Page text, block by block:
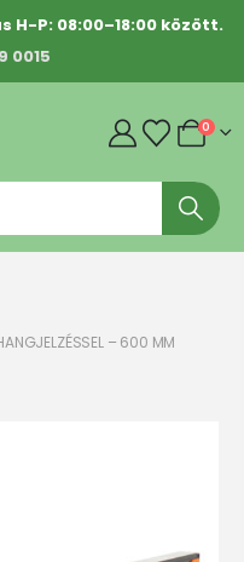
P: 08:00–18:00 között.
0015
0
– 600 MM